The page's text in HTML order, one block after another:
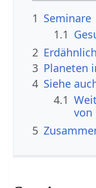
1 Seminare
1.1
2
3 Planeten
4 Siehe
4.1
5